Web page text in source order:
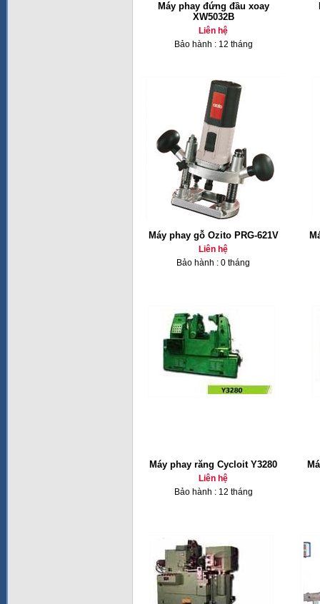
Máy phay đứng đầu xoay
XW5032B
Liên hệ
Bảo hành : 12 tháng
Máy phay gỗ Ozito PRG-621V
Liên hệ
Bảo hành : 0 tháng
Máy phay răng Cycloit Y3280
Liên hệ
Bảo hành : 12 tháng